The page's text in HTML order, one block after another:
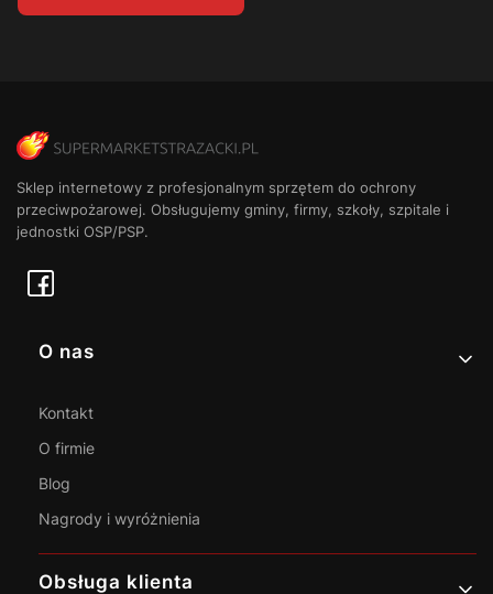
Sklep internetowy z profesjonalnym sprzętem do ochrony
przeciwpożarowej. Obsługujemy gminy, firmy, szkoły, szpitale i
jednostki OSP/PSP.
Linki w stopce
O nas
Kontakt
O firmie
Blog
Nagrody i wyróżnienia
Obsługa klienta